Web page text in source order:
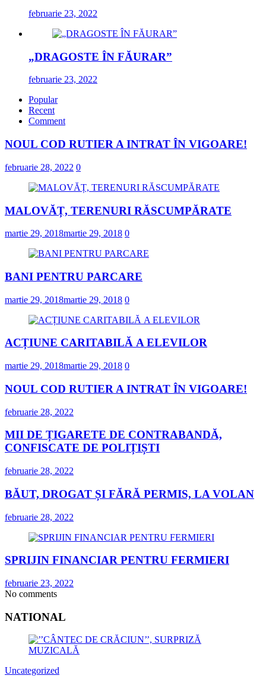
februarie 23, 2022
„DRAGOSTE ÎN FĂURAR”
februarie 23, 2022
Popular
Recent
Comment
NOUL COD RUTIER A INTRAT ÎN VIGOARE!
februarie 28, 2022 0
MALOVĂȚ, TERENURI RĂSCUMPĂRATE
martie 29, 2018martie 29, 2018 0
BANI PENTRU PARCARE
martie 29, 2018martie 29, 2018 0
ACȚIUNE CARITABILĂ A ELEVILOR
martie 29, 2018martie 29, 2018 0
NOUL COD RUTIER A INTRAT ÎN VIGOARE!
februarie 28, 2022
MII DE ȚIGARETE DE CONTRABANDĂ,
CONFISCATE DE POLIȚIȘTI
februarie 28, 2022
BĂUT, DROGAT ȘI FĂRĂ PERMIS, LA VOLAN
februarie 28, 2022
SPRIJIN FINANCIAR PENTRU FERMIERI
februarie 23, 2022
No comments
NATIONAL
Uncategorized